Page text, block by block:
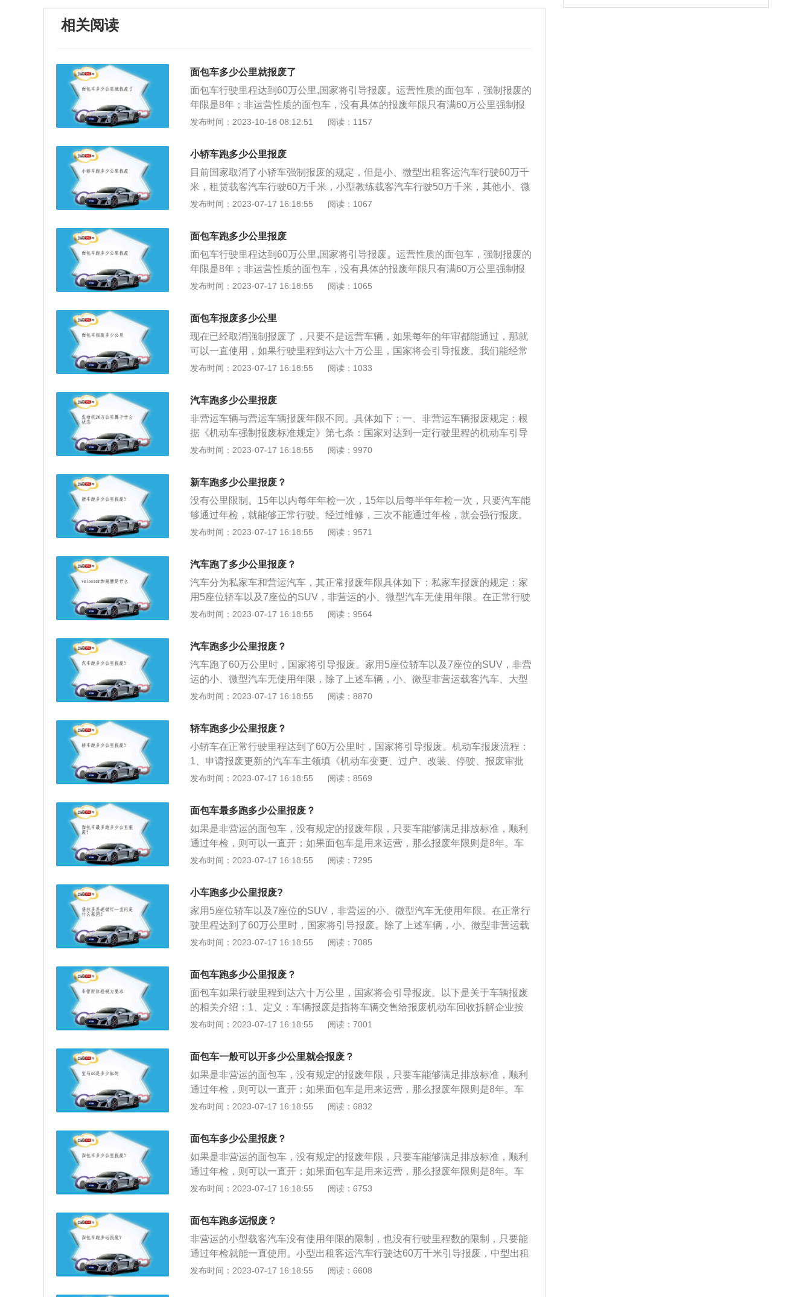
相关阅读
面包车多少公里就报废了
面包车行驶里程达到60万公里,国家将引导报废。运营性质的面包车，强制报废的
年限是8年；非运营性质的面包车，没有具体的报废年限只有满60万公里强制报
废，如果面包车不满60万公里，并且符合年检标准就可以一直行驶。面包车属于
拆解企业，按照规定进行登记、拆解、销毁的方式。虽然小型微型非营运客车没
有明确的报废期限，但是还有其他车型，小型微型非营运客车在考核不通过的情
况下会被强制报废。
发布时间：2023-10-18 08:12:51 阅读：1157
小轿车跑多少公里报废
目前国家取消了小轿车强制报废的规定，但是小、微型出租客运汽车行驶60万千
米，租赁载客汽车行驶60万千米，小型教练载客汽车行驶50万千米，其他小、微
型营运载客汽车行驶60万千米，小、微型非营运载客汽车行驶60万千米，国家会
标准》第七条：国家对达到一定行驶里程的机动车引导报废。达到下列行驶里程
的机动车，其所有人可以将机动车交售给报废机动车回收拆解企业，由报废机动
车回收拆解企业按规定进行登记、拆解、销毁等处理，并将报废的机动车登记证
书、号牌、行驶证交公安机关交通管理部门注销：（一）小、微型出租客运汽车
行驶60万千米，中型出租客运汽车行驶50万千米，大型出租客运汽车行驶60万千
万千米，大型教练载客汽车行驶60万千米；（四）公交客运汽车行驶40万千米；
（五）其他小、微型营运载客汽车行驶60万千米，中型营运载客汽车行驶50万千
米，大型营运载客汽车行驶80万千米；（六）专用校车行驶40万千米；（七）
行驶50万千米，大型非营运载客汽车行驶60万千米；（八）微型载货汽车行驶50
挂牵引车）行驶70万千米，危险品运输载货汽车行驶40万千米，装用多缸发动机
的低速货车行驶30万千米；（九）专项作业车、轮式专用机械车行驶50万千米；
（十）正三轮摩托车行驶10万千米，其他摩托车行驶12万千米。根据《中华人民
共和国道路交通安全法实施条例》第十六条：机动车应当从注册登记之日起，按
的，每6个月检验1次；(二)载货汽车和大型、中型非营运载客汽车10年以内每年
检验1次；超过10年的，每6个月检验1次；(三)小型、微型非营运载客汽车6年以
内每2年检验1次；超过6年的，每年检验1次；超过15年的，每6个月检验1次；
(四)摩托车4年以内每2年检验1次；超过4年的，每年检验1次；(五)拖拉机和其他
机动车每年检验1次。营运机动车在规定检验期限内经安全技术检验合格的，不
部联合印发《关于深化机动车检验制度改革优化车检服务工作的意见》，调整优
化检验周期，进一步优化调整非营运小微型载客汽车（9座含9座以下，面包车除
外）、摩托车检验周期。对非营运小微型载客汽车，将原10年内上线检验3次调
检验1次。对摩托车，将原10年内上线检验5次调整为检验2次（第6年、第10
只需要在第6年、第10年到检验机构上线检验，期间每两年申领一次检验标志；
超过10年的，每年上线检验1次。
发布时间：2023-07-17 16:18:55 阅读：1067
面包车跑多少公里报废
面包车行驶里程达到60万公里,国家将引导报废。运营性质的面包车，强制报废的
年限是8年；非运营性质的面包车，没有具体的报废年限只有满60万公里强制报
废，如果面包车不满60万公里，并且符合年检标准就可以一直行驶。面包车属于
拆解企业，按照规定进行登记、拆解、销毁的方式。虽然小型微型非营运客车没
有明确的报废期限，但是还有其他车型，小型微型非营运客车在考核不通过的情
况下会被强制报废。
发布时间：2023-07-17 16:18:55 阅读：1065
面包车报废多少公里
现在已经取消强制报废了，只要不是运营车辆，如果每年的年审都能通过，那就
可以一直使用，如果行驶里程到达六十万公里，国家将会引导报废。我们能经常
见到的面包车就是一些微型面包车了，例如五菱之光这样的微型面包车。这种面
将面包车的第二排座椅拆除，然后将后面的空间全部用来拉货，在此提醒各位朋
友，这样做是违章行为，被交警抓到后要受到处罚。面包车一定不能拆除第二排
座椅拉货。面包车的种类有很多，平时我们还能见到一些封闭式面包车，这种面
包车的后门，后备箱盖上都是没有玻璃的，只有前面和主副驾驶车门上有玻璃。
这种面包车适合运送一些比较隐私的货物，这样车外的人就看不到车内装的是什
发布时间：2023-07-17 16:18:55 阅读：1033
汽车跑多少公里报废
非营运车辆与营运车辆报废年限不同。具体如下：一、非营运车辆报废规定：根
据《机动车强制报废标准规定》第七条：国家对达到一定行驶里程的机动车引导
报废，其中小、微型非营运载客汽车和大型非营运轿车报废里程为60万公里。
客运汽车行驶50万千米，大型出租客运汽车行驶60万千米;(二)租赁载客汽车行驶
60万千米;(三)小型和中型教练载客汽车行驶50万千米，大型教练载客汽车行驶60
万千米;(四)公交客运汽车行驶40万千米;(五)其他小、微型营运载客汽车行驶60万
千米，中型营运载客汽车行驶50万千米，大型营运载客汽车行驶80万千米;(六)专
用校车行驶40万千米;(七)小、微型非营运载客汽车和大型非营运轿车行驶60万千
微型载货汽车行驶50万千米，中、轻型载货汽车行驶60万千米，重型载货汽车
(包括半挂牵引车和全挂牵引车)行驶70万千米，危险品运输载货汽车行驶40万千
米，装用多缸发动机的低速货车行驶30万千米;(九)专项作业车、轮式专用机械车
车报废流程如下：申请报废更新的汽车车主领填《机动车变更、过户、改装、停
的车辆开具《汽车报废通知书》。对未达到报废年限的机动车，经机动车查验岗
认定，符合汽车报废标准，核发《汽车报废通知单》。车主持《通知书》自行选
择一家符合规定的回收企业将车辆送交解体。回收企业经查验《通知书》后将车
辆解体并照相。要求发动机与车辆分离，发动机的缸体应打破，车架（底盘）要
明》及车辆解体照片，经机动车查验岗核对并签字，回收牌证，按规定上报审
批，办理报废登记。
发布时间：2023-07-17 16:18:55 阅读：9970
新车跑多少公里报废？
没有公里限制。15年以内每年年检一次，15年以后每半年年检一次，只要汽车能
够通过年检，就能够正常行驶。经过维修，三次不能通过年检，就会强行报废。
根据报废汽车回收管理办法规定：当汽车达到60万每公里速度时：应送到有资质
成”禁止违规出售，应作为废金属强制回炉，车主可领到回收废金属的报废残值。
违规处置报废汽车，以及未取得报废汽车回收企业资格认定，擅自从事报废汽车
回收的活动，将面临没收违法所得和罚款的处罚。
发布时间：2023-07-17 16:18:55 阅读：9571
汽车跑了多少公里报废？
汽车分为私家车和营运汽车，其正常报废年限具体如下：私家车报废的规定：家
用5座位轿车以及7座位的SUV，非营运的小、微型汽车无使用年限。在正常行驶
里程达到了60万公里时，国家将引导报废。除了上述车辆，小、微型非营运载客
规定：小、微型出租客运汽车报废年限8年，中型出租客运汽车报废年限10年，
大型出租客运汽车报废年限12年。公交客运汽车报废年限13年，其他小、微型营
运载客汽车报废年限10年，大、中型营运载客汽车报废年限15年；微型营运货车
报废年限8年，轻型和大型营运货车报废年限10年。车辆报废办理流程如下：首
先，申请报废更新的汽车车主领填《机动车变更、过户、改装、停驶、报废审批
具的《汽车报废通知书》，对未达到报废年限的机动车，经机动车查验岗认定，
符合汽车报废标准，核发《汽车报废通知单》。然后车主持《通知书》自行选择
一家符合规定的回收企业将车辆送交解体，回收企业经查验《通知书》后将车辆
割断。最后车主持《变更表》、《XX省更新汽车技术鉴定表》和《报废汽车回收
批，办理报废登记即可完成报废。车辆报废规定是家用5座位轿车以及7座位的S
UV，非营运的小、微型汽车无使用年限。在正常行驶里程达到了60万公里时，
国家将引导报废。
发布时间：2023-07-17 16:18:55 阅读：9564
汽车跑多少公里报废？
汽车跑了60万公里时，国家将引导报废。家用5座位轿车以及7座位的SUV，非营
运的小、微型汽车无使用年限，除了上述车辆，小、微型非营运载客汽车、大型
非营运轿车、轮式专用机械车也无使用年限限制。引导报废与强制报废的区别：
制报废是必须、一定、肯定要报废。强制报废的标准有4点：达到规定使用年限
的；经修理和调整仍不符合机动车安全技术国家标准对在用车有关要求的；经修
理和调整或者采用控制技术后，向大气排放污染物或者噪声仍不符合国家标准对
在用车有关要求的；在检验有效期届满后连续3个机动车检验周期内未取得机动
车检验合格标志的。
发布时间：2023-07-17 16:18:55 阅读：8870
轿车跑多少公里报废？
小轿车在正常行驶里程达到了60万公里时，国家将引导报废。机动车报废流程：
1、申请报废更新的汽车车主领填《机动车变更、过户、改装、停驶、报废审批
申请表》一份，加盖车主印章。2、登记受理岗申请，对已达报废年限的车辆开
合汽车报废标准，核发《汽车报废通知单》。3、车主持《通知书》自行选择一
家符合规定的回收企业将车辆送交解体。4、回收企业经查验《通知书》后将车
辆解体并照相。要求发动机与车辆分离，发动机的缸体应打破，车架（底盘）要
割断。5、车主持《变更表》、《XX省更新汽车技术鉴定表》和《报废汽车回收
证明》及车辆解体照片，经机动车查验岗核对并签字，回收牌证，按规定上报审
发布时间：2023-07-17 16:18:55 阅读：8569
面包车最多跑多少公里报废？
如果是非营运的面包车，没有规定的报废年限，只要车能够满足排放标准，顺利
通过年检，则可以一直开；如果面包车是用来运营，那么报废年限则是8年。车
辆报废年限规定：1、私家车：私家车包括5座轿车和7座SUV车型，非营运性质
过15年且行驶里程未达到60万公里，车辆每年需要年检2次，检验不合格的将强
制报废；2、出租车：使用年限8年，时间到了将强制引导报废；3、皮卡：国内
的皮卡强制15年报废；4、中型出租客运汽车：中型出租客运汽车使用年限是10
年，年限已到，则强制引导报废；5、重、中、轻型载货汽车：使用年限为15
年，时间已到，则强制引导报废；6、半挂牵引车：使用年限为15年，时间已
强制引导报废。
发布时间：2023-07-17 16:18:55 阅读：7295
小车跑多少公里报废?
家用5座位轿车以及7座位的SUV，非营运的小、微型汽车无使用年限。在正常行
驶里程达到了60万公里时，国家将引导报废。除了上述车辆，小、微型非营运载
客汽车、大型非营运轿车、轮式专用机械车也无使用年限限制。营运车辆有报废
年限10年，大型出租客运汽车报废年限12年。公交客运汽车报废年限13年，其他
小、微型营运载客汽车报废年限10年，大、中型营运载客汽车报废年限15年；微
型营运货车报废年限8年，轻型和大型营运货车报废年限10年。机动车报废流程
如下：申请报废更新的汽车车主领填《机动车变更、过户、改装、停驶、报废审
批申请表》一份，加盖车主印章。登记岗受理申请，对已达报废年限的车辆开具
汽车报废标准，核发《汽车报废通知单》。车主持《通知书》自行选择一家符合
规定的回收企业将车辆送交解体。回收企业经查验《通知书》后将车辆解体并照
相。要求发动机与车辆分离，发动机的缸体应打破，车架（底盘）要割断。车主
体照片，经机动车查验岗核对并签字，回收牌证，按规定上报审批，办理报废登
的，机动车所有人可以向车辆所在地机动车回收企业交售报废机动车。营运车辆
转为非营运车辆，要按照原营运车的规定报废时间报废。根据《机动车登记规
定》第四十三条，办理机动车转移登记或者注销登记后，原机动车所有人申请办
理新购机动车注册登记时，可以向车辆管理所申请使用原机动车号牌号码。申请
后六个月内提出申请；（二）机动车所有人拥有原机动车三年以上。
发布时间：2023-07-17 16:18:55 阅读：7085
面包车跑多少公里报废？
面包车如果行驶里程到达六十万公里，国家将会引导报废。以下是关于车辆报废
的相关介绍：1、定义：车辆报废是指将车辆交售给报废机动车回收拆解企业按
规定进行登记、拆解、销毁等处理的方式，对于小微型非营运载客汽车虽然没有
便会进行强制报废。2、车辆报废流程：（1）车管所大厅领取并填写《机动车报
废单》，同时提交行驶证复印件、机动车所有人身份证复印件、机动车所有人为
单位的需要组织机构代码证复印件(加盖公章)和代理人身份证复印件。如需保留
原号牌需先将车辆交通违法行为处理。（2）车管所档案室查档审核《机动车报
废单》，审核合格后电话通知领取《机动车报废单》。（3）机动车所有人或代
登记/转入申请表》，同时提交行驶证、机动车牌照、机动车登记证书(没有机动
车登记证书的可以不交)、机动车所有人身份证复印件、机动车所有人为单位的需
要组织机构代码证复印件(加盖公章)和代理人身份证复印件、《机动车报废
发布时间：2023-07-17 16:18:55 阅读：7001
面包车一般可以开多少公里就会报废？
如果是非营运的面包车，没有规定的报废年限，只要车能够满足排放标准，顺利
通过年检，则可以一直开；如果面包车是用来运营，那么报废年限则是8年。车
辆报废年限规定：1、私家车：私家车包括5座轿车和7座SUV车型，非营运性质
过15年且行驶里程未达到60万公里，车辆每年需要年检2次，检验不合格的将强
制报废；2、出租车：使用年限8年，时间到了将强制引导报废；3、皮卡：国内
的皮卡强制15年报废；4、中型出租客运汽车：中型出租客运汽车使用年限是10
年，年限已到，则强制引导报废；5、重、中、轻型载货汽车：使用年限为15
年，时间已到，则强制引导报废；6、半挂牵引车：使用年限为15年，时间已
强制引导报废。
发布时间：2023-07-17 16:18:55 阅读：6832
面包车多少公里报废？
如果是非营运的面包车，没有规定的报废年限，只要车能够满足排放标准，顺利
通过年检，则可以一直开；如果面包车是用来运营，那么报废年限则是8年。车
辆报废年限规定：1、私家车包括5座轿车和7座SUV车型，非营运性质的小、微
行驶里程未达到60万公里，车辆每年需要年检2次，检验不合格的将强制报废；
2、出租车使用年限8年，时间到了将强制引导报废；3、国内的皮卡强制15年报
废；4、中型出租客运汽车使用年限是10年，年限已到，则强制引导报废；5、
重、中、轻型载货汽车使用年限为15年，时间已到，则强制引导报废；6、半挂
牵引车使用年限为15年，时间已到，则将强制引导报废；7、微型载货汽车的使
发布时间：2023-07-17 16:18:55 阅读：6753
面包车跑多远报废？
非营运的小型载客汽车没有使用年限的限制，也没有行驶里程数的限制，只要能
通过年检就能一直使用。小型出租客运汽车行驶达60万千米引导报废，中型出租
客运汽车行驶达50万千米引导报废；其他小、微型营运载客汽车行驶达60万千米
发布时间：2023-07-17 16:18:55 阅读：6608
响；<&list>3.稳定器的转向胶套和球头